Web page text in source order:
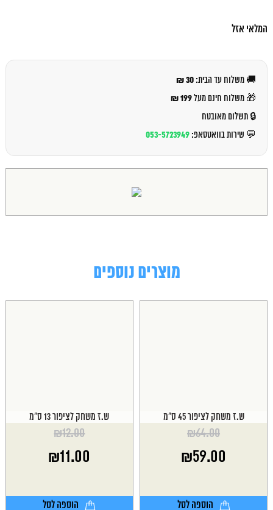
המלאי אזל
🚚 משלוח עד הבית: 30 ₪
🎁 משלוח חינם מעל199 ₪
🔒 תשלום מאובטח
💬 שירות בוואטסאפ: 053-5723949
מוצרים נוספים
ש.ז משחק לציפור 45 ס"מ
₪64.00
המקורי
₪59.00
הוא:
הוספה לסל
ש.ז משחק לציפור 13 ס"מ
₪12.00
המקורי
₪11.00
הוא:
הוספה לסל